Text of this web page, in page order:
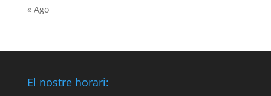
« Ago
El nostre horari: